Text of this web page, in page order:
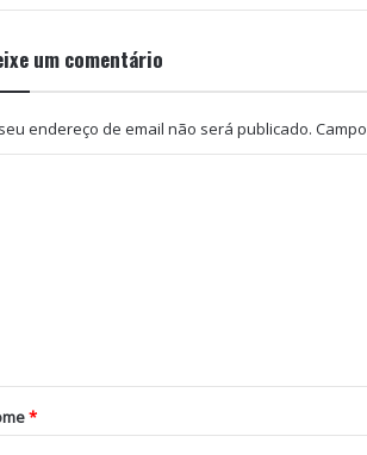
um comentário
endereço de email não será publicado.
*